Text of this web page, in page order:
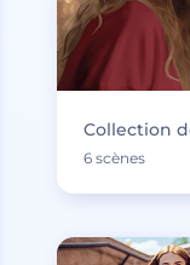
Collection
6 scènes